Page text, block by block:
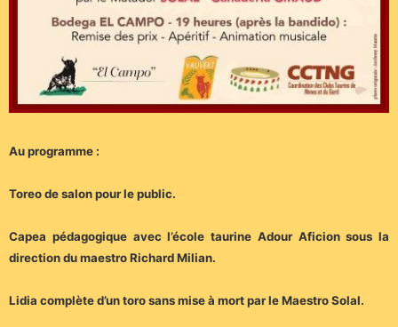
Au programme :
Toreo de salon pour le public.
Capea pédagogique avec l’école taurine Adour Aficion sous la
direction du maestro Richard Milian.
Lidia complète d’un toro sans mise à mort par le Maestro Solal.